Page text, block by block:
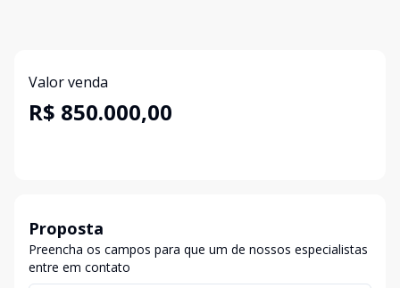
Valor venda
R$ 850.000,00
Proposta
Preencha os campos para que um de nossos especialistas
entre em contato